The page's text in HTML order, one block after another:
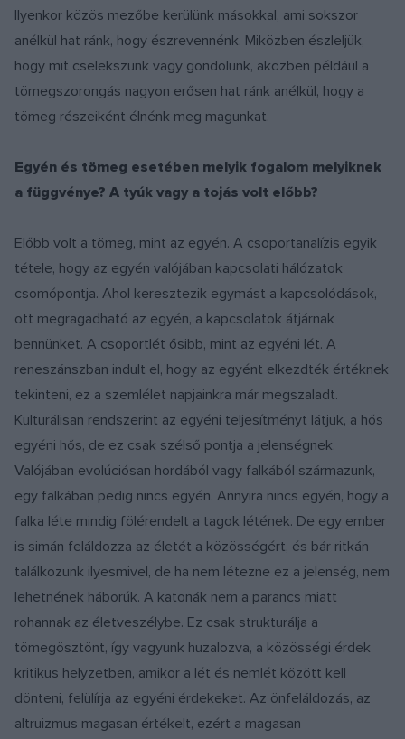
Ilyenkor közös mezőbe kerülünk másokkal, ami sokszor
anélkül hat ránk, hogy észrevennénk. Miközben észleljük,
hogy mit cselekszünk vagy gondolunk, aközben például a
tömegszorongás nagyon erősen hat ránk anélkül, hogy a
tömeg részeiként élnénk meg magunkat.
Egyén és tömeg esetében melyik fogalom melyiknek
a függvénye? A tyúk vagy a tojás volt előbb?
Előbb volt a tömeg, mint az egyén. A csoportanalízis egyik
tétele, hogy az egyén valójában kapcsolati hálózatok
csomópontja. Ahol keresztezik egymást a kapcsolódások,
ott megragadható az egyén, a kapcsolatok átjárnak
bennünket. A csoportlét ősibb, mint az egyéni lét. A
reneszánszban indult el, hogy az egyént elkezdték értéknek
tekinteni, ez a szemlélet napjainkra már megszaladt.
Kulturálisan rendszerint az egyéni teljesítményt látjuk, a hős
egyéni hős, de ez csak szélső pontja a jelenségnek.
Valójában evolúciósan hordából vagy falkából származunk,
egy falkában pedig nincs egyén. Annyira nincs egyén, hogy a
falka léte mindig fölérendelt a tagok létének. De egy ember
is simán feláldozza az életét a közösségért, és bár ritkán
találkozunk ilyesmivel, de ha nem létezne ez a jelenség, nem
lehetnének háborúk. A katonák nem a parancs miatt
rohannak az életveszélybe. Ez csak strukturálja a
tömegösztönt, így vagyunk huzalozva, a közösségi érdek
kritikus helyzetben, amikor a lét és nemlét között kell
dönteni, felülírja az egyéni érdekeket. Az önfeláldozás, az
altruizmus magasan értékelt, ezért a magasan